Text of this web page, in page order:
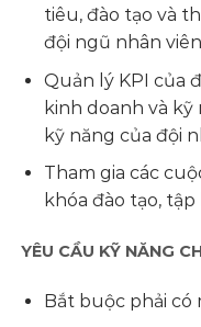
tiêu, đào tạo và
đội ngũ nhân
Quản lý KPI của
kinh doanh và
kỹ năng của đội
Tham gia các
khóa đào tạo,
YÊU CẦU KỸ NĂNG
Bắt buộc phải có